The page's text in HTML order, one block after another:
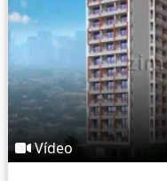
Vídeo